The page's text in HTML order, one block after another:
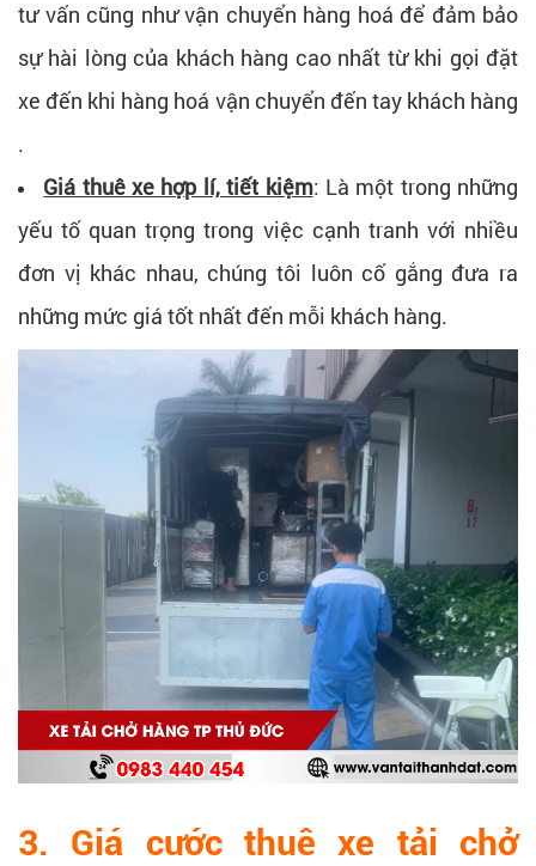
tư vấn cũng như vận chuyển hàng hoá để đảm bảo
sự hài lòng của khách hàng cao nhất từ khi gọi đặt
xe đến khi hàng hoá vận chuyển đến tay khách hàng
.
Giá thuê xe hợp lí, tiết kiệm: Là một trong những
yếu tố quan trọng trong việc cạnh tranh với nhiều
đơn vị khác nhau, chúng tôi luôn cố gắng đưa ra
những mức giá tốt nhất đến mỗi khách hàng.
3. Giá cước thuê xe tải chở